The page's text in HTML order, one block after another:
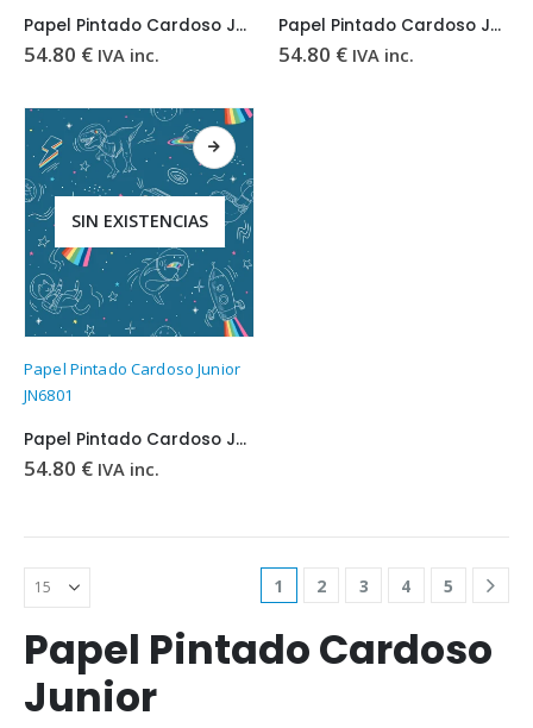
Papel Pintado Cardoso Junior JN7603
54.80 € IVA inc.
Papel Pintado Cardoso Junior JN7601
54.80 € IVA inc.
SIN EXISTENCIAS
Papel Pintado Cardoso Junior
JN6801
Papel Pintado Cardoso Junior JN6801
54.80 € IVA inc.
1 2 3 4 5
Papel Pintado Cardoso
Junior